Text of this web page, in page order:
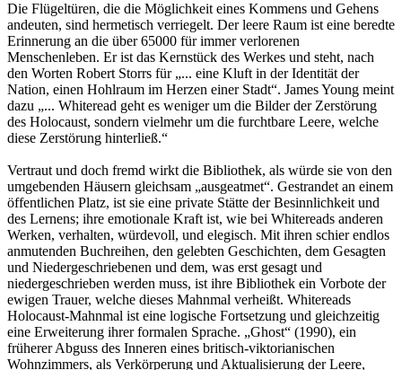
Die Flügeltüren, die die Möglichkeit eines Kommens und Gehens
andeuten, sind hermetisch verriegelt. Der leere Raum ist eine beredte
Erinnerung an die über 65000 für immer verlorenen
Menschenleben. Er ist das Kernstück des Werkes und steht, nach
den Worten Robert Storrs für „... eine Kluft in der Identität der
Nation, einen Hohlraum im Herzen einer Stadt“. James Young meint
dazu „... Whiteread geht es weniger um die Bilder der Zerstörung
des Holocaust, sondern vielmehr um die furchtbare Leere, welche
diese Zerstörung hinterließ.“
Vertraut und doch fremd wirkt die Bibliothek, als würde sie von den
umgebenden Häusern gleichsam „ausgeatmet“. Gestrandet an einem
öffentlichen Platz, ist sie eine private Stätte der Besinnlichkeit und
des Lernens; ihre emotionale Kraft ist, wie bei Whitereads anderen
Werken, verhalten, würdevoll, und elegisch. Mit ihren schier endlos
anmutenden Buchreihen, den gelebten Geschichten, dem Gesagten
und Niedergeschriebenen und dem, was erst gesagt und
niedergeschrieben werden muss, ist ihre Bibliothek ein Vorbote der
ewigen Trauer, welche dieses Mahnmal verheißt. Whitereads
Holocaust-Mahnmal ist eine logische Fortsetzung und gleichzeitig
eine Erweiterung ihrer formalen Sprache. „Ghost“ (1990), ein
früherer Abguss des Inneren eines britisch-viktorianischen
Wohnzimmers, als Verkörperung und Aktualisierung der Leere,